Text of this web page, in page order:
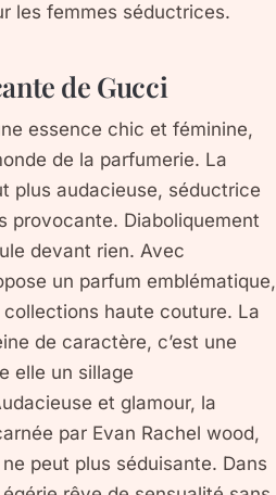
les femmes séductrices.
de Gucci
essence chic et féminine,
de la parfumerie. La
plus audacieuse, séductrice
provocante. Diaboliquement
devant rien. Avec
un parfum emblématique,
haute couture. La
de caractère, c’est une
elle un sillage
et glamour, la
par Evan Rachel wood,
peut plus séduisante. Dans